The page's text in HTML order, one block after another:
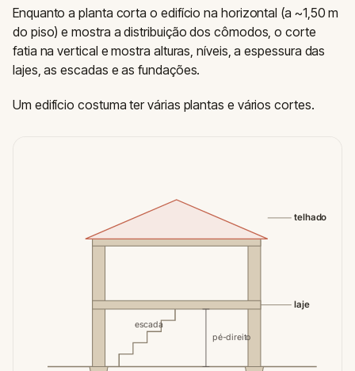
Enquanto a planta corta o edifício na horizontal (a ~1,50 m
do piso) e mostra a distribuição dos cômodos, o corte
fatia na vertical e mostra alturas, níveis, a espessura das
lajes, as escadas e as fundações.
Um edifício costuma ter várias plantas e vários cortes.
pé-direito
escada
telhado
laje